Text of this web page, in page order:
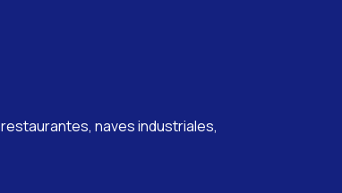
naves industriales,